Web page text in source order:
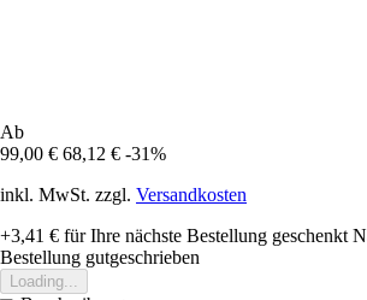
Ab
99,00 € 68,12 € -31%
inkl. MwSt. zzgl. Versandkosten
+3,41 € für Ihre nächste Bestellung geschenkt
Bestellung gutgeschrieben
Loading...